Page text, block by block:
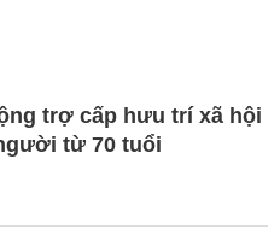
trợ cấp hưu trí xã hội
từ 70 tuổi